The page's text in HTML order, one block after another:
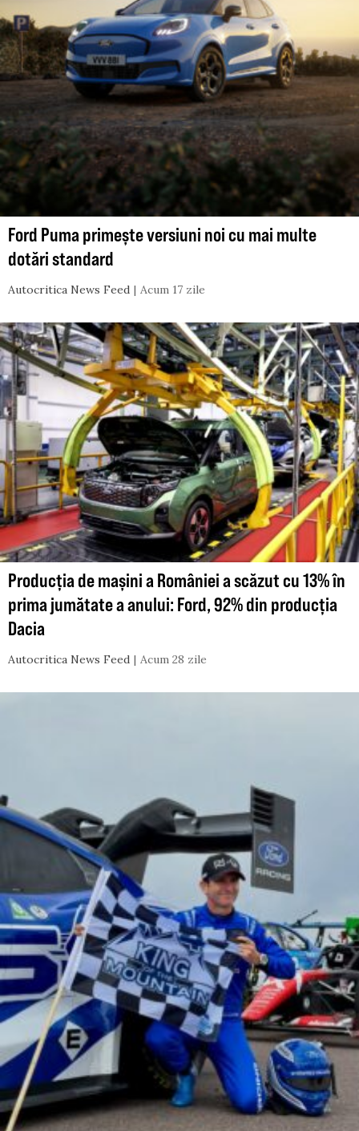
Ford Puma primește versiuni noi cu mai multe
dotări standard
Autocritica News Feed Acum 17 zile
Producția de mașini a României a scăzut cu 13% în
prima jumătate a anului: Ford, 92% din producția
Dacia
Autocritica News Feed Acum 28 zile